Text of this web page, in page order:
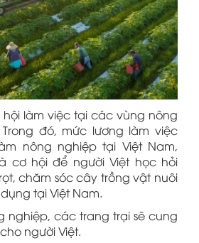
hội làm việc tại các vùng nông
đó, mức lương làm việc
nông nghiệp tại Việt Nam,
cơ hội để người Việt học hỏi
chăm sóc cây trồng vật nuôi
tại Việt Nam.
nghiệp, các trang trại sẽ cung
người Việt.